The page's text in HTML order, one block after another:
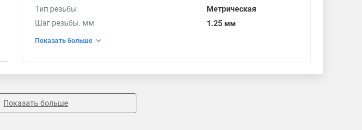
Тип резьбы
Метрическая
Шаг резьбы. мм
1.25 мм
Показать больше
Показать больше